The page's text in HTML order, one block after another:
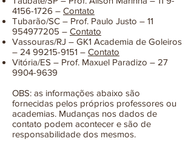
4156-1726 – Contato
Tubarão/SC – Prof. Paulo Justo – 11
954977205 – Contato
Vassouras/RJ – GK1 Academia de Goleiros
– 24 99215-9151 – Contato
Vitória/ES – Prof. Maxuel Paradizo – 27
9904-9639
OBS: as informações abaixo são
fornecidas pelos próprios professores ou
academias. Mudanças nos dados de
contato podem acontecer e são de
responsabilidade dos mesmos.